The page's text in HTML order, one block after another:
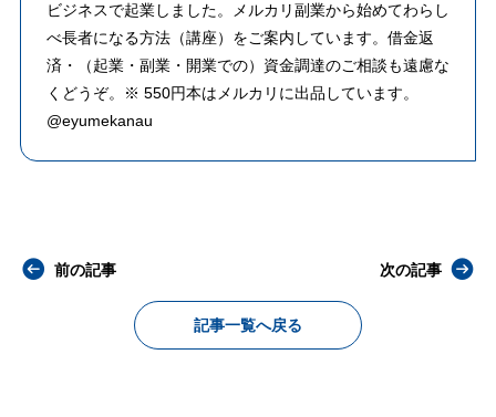
ビジネスで起業しました。メルカリ副業から始めてわらし
べ長者になる方法（講座）をご案内しています。借金返
済・（起業・副業・開業での）資金調達のご相談も遠慮な
くどうぞ。※ 550円本はメルカリに出品しています。
@eyumekanau
前の記事
記事一覧へ戻る
次の記事